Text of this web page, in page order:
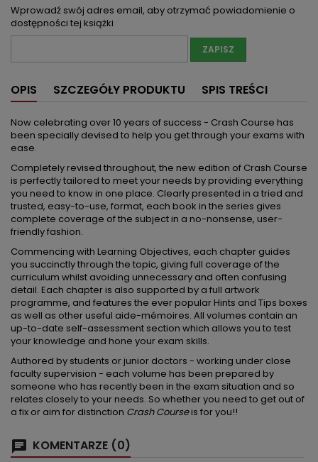
Wprowadź swój adres email, aby otrzymać powiadomienie o
dostępności tej książki
ZAPISZ
OPIS SZCZEGÓŁY PRODUKTU SPIS TREŚCI
Now celebrating over 10 years of success - Crash Course has
been specially devised to help you get through your exams with
ease.
Completely revised throughout, the new edition of Crash Course
is perfectly tailored to meet your needs by providing everything
you need to know in one place. Clearly presented in a tried and
trusted, easy-to-use, format, each book in the series gives
complete coverage of the subject in a no-nonsense, user-
friendly fashion.
Commencing with Learning Objectives, each chapter guides
you succinctly through the topic, giving full coverage of the
curriculum whilst avoiding unnecessary and often confusing
detail. Each chapter is also supported by a full artwork
programme, and features the ever popular Hints and Tips boxes
as well as other useful aide-mémoires. All volumes contain an
up-to-date self-assessment section which allows you to test
your knowledge and hone your exam skills.
Authored by students or junior doctors - working under close
faculty supervision - each volume has been prepared by
someone who has recently been in the exam situation and so
relates closely to your needs. So whether you need to get out of
a fix or aim for distinction Crash Courseis for you!!
KOMENTARZE (0)